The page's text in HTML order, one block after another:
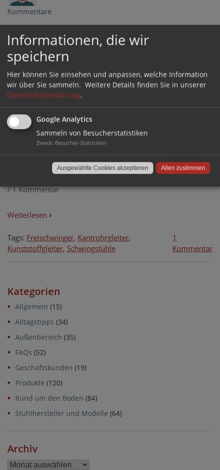
Kommentare
Sie möchten Ihre Schwingstühle mit einem Bodenschutz
ausstatten, haben aber keine Möglichkeit Gleiter zu
befestigen? Jetzt ist es Zeit, selber Hand anzulegen! Unsere
Bohrschablone hilft Ihnen dabei.
Weiterlesen ›
Kantrohrgleiter mit Zapfen: Das
müssen Sie bei der Montage beachten
Thomas Wegner/8. November 2018/inFAQs
/1 Kommentar
Weiterlesen ›
Tags: Freischwinger, Kantrohrgleiter,
Kunststoffgleiter, Schwingstühle
1
Kommentarzu
Kategorien
Allgemein (15)
Alltagstipps (34)
Außenbereich (35)
FAQs (52)
Geschäftskunden (19)
Produkte (120)
Rund um den Boden (84)
Stuhlhersteller und Modelle (64)
Archiv
Archiv
Informationen, die wir
speichern
Hier können Sie einsehen und anpassen, welche Information
wir über Sie sammeln. Weitere Details finden Sie in unserer
Datenschutzerklärung.
Google Analytics
Sammeln von Besucherstatistiken
Zweck: Besucher-Statistiken
Allen zustimmen
Ausgewählte Cookies akzeptieren